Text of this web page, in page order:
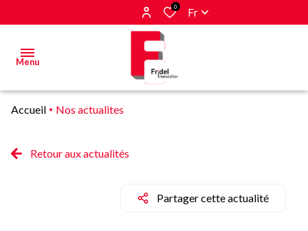
0 Fr
Menu
Estimer
Accueil Nos actualites
Retour aux actualités
Partager cette actualité